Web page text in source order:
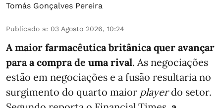
Tomás Gonçalves Pereira
Publicado a: 03 Agosto 2026, 10:24
A maior farmacêutica britânica quer avançar
para a compra de uma rival. As negociações
estão em negociações e a fusão resultaria no
surgimento do quarto maior playerdo setor.